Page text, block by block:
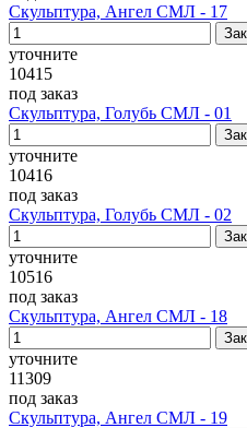
Скульптура, Ангел СМЛ - 17
уточните
10415
под заказ
Скульптура, Голубь СМЛ - 01
уточните
10416
под заказ
Скульптура, Голубь СМЛ - 02
уточните
10516
под заказ
Скульптура, Ангел СМЛ - 18
уточните
11309
под заказ
Скульптура, Ангел СМЛ - 19